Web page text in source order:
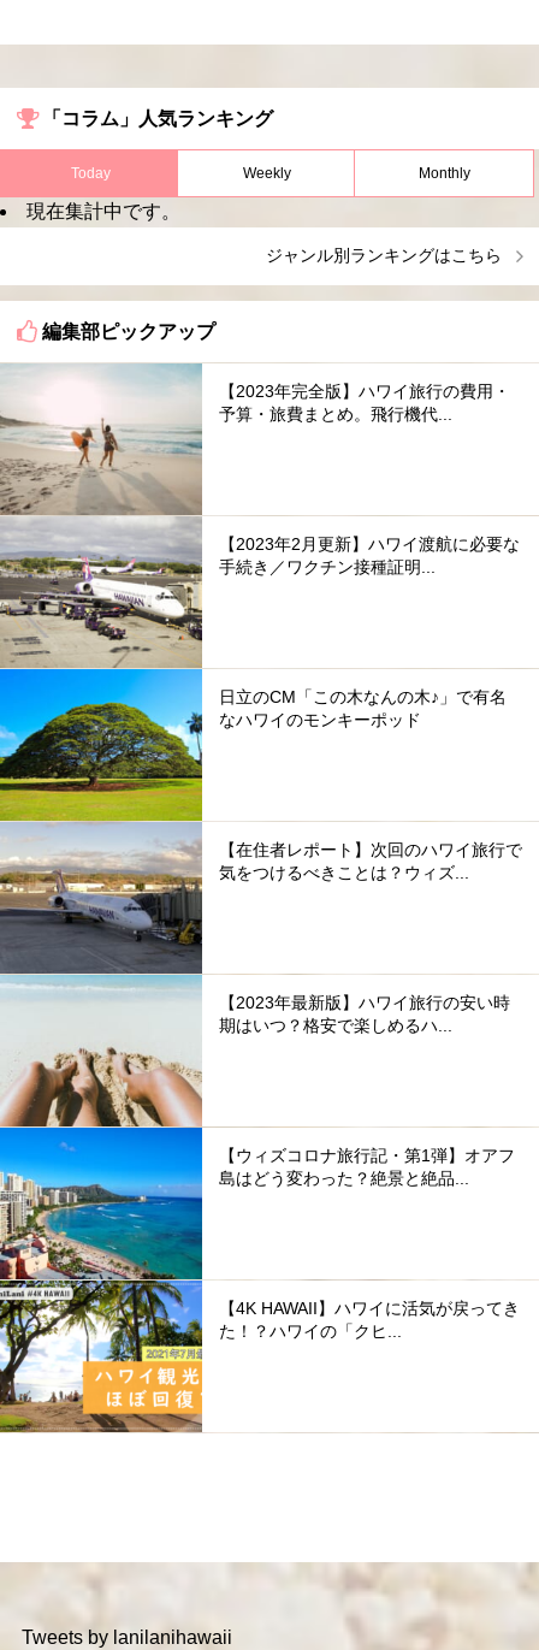
「コラム」人気ランキング
Today Weekly Monthly
現在集計中です。
ジャンル別ランキングはこちら
編集部ピックアップ
【2023年完全版】ハワイ旅行の費用・
予算・旅費まとめ。飛行機代...
【2023年2月更新】ハワイ渡航に必要な
手続き／ワクチン接種証明...
日立のCM「この木なんの木♪」で有名
なハワイのモンキーポッド
【在住者レポート】次回のハワイ旅行で
気をつけるべきことは？ウィズ...
【2023年最新版】ハワイ旅行の安い時
期はいつ？格安で楽しめるハ...
【ウィズコロナ旅行記・第1弾】オアフ
島はどう変わった？絶景と絶品...
【4K HAWAII】ハワイに活気が戻ってき
た！？ハワイの「クヒ...
Tweets by lanilanihawaii